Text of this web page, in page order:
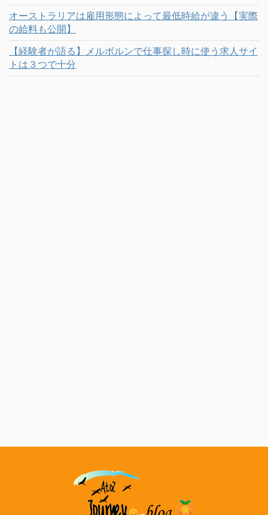
オーストラリアは雇用形態によって最低時給が違う【実際
の給料も公開】
【経験者が語る】メルボルンで仕事探し時に使う求人サイ
トは３つで十分